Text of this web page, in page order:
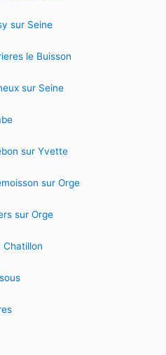
sur Seine
le Buisson
sur Seine
sur Yvette
sur Orge
sur Orge
Chatillon